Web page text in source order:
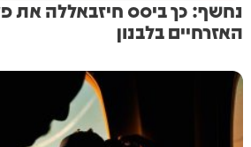
נחשף: כך ביסס חיזבאללה את
האזרחיים בלבנון